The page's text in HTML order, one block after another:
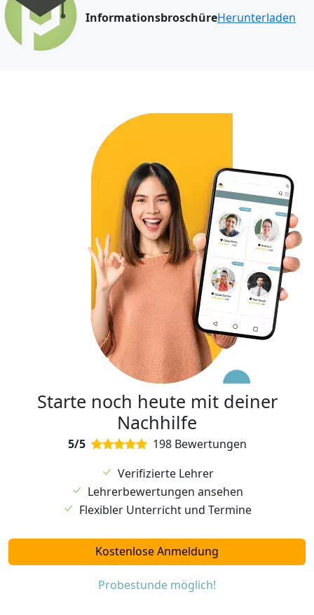
InformationsbroschüreHerunterladen
Starte noch heute mit deiner
Nachhilfe
5/5
198 Bewertungen
Verifizierte Lehrer
Lehrerbewertungen ansehen
Flexibler Unterricht und Termine
Kostenlose Anmeldung
Probestunde möglich!